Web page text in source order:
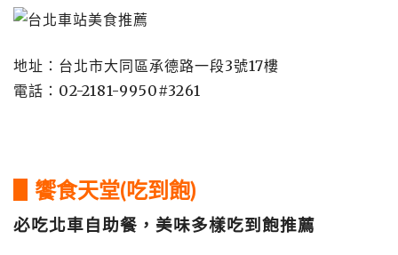
地址：台北市大同區承德路一段3號17樓
電話：02-2181-9950#3261
▋饗食天堂(吃到飽)
必吃北車自助餐，美味多樣吃到飽推薦